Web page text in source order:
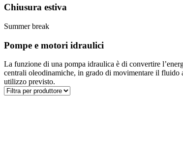
Chiusura estiva
Summer break
Pompe e motori idraulici
La funzione di una pompa idraulica è di convertire
centrali oleodinamiche, in grado di movimentare il fluido
utilizzo previsto.